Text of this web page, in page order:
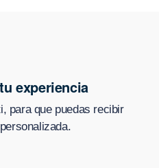
experiencia
para que puedas recibir